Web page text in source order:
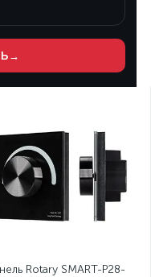
→
Rotary SMART-P28-